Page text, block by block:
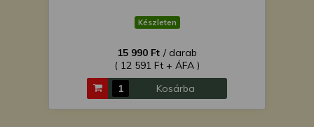
Készleten
15 990 Ft / darab
( 12 591 Ft + ÁFA )
Kosárba